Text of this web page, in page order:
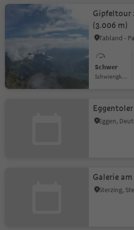
Gipfeltour
(3.006 m)
Schwer
Schwierigkeitsgrad
Galerie
Sterzing,